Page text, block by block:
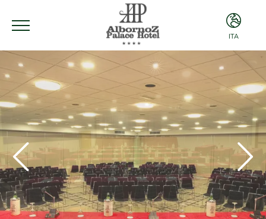
ITA
ITA